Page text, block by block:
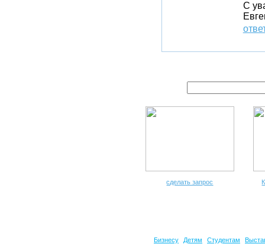
С
сделать запрос
Бизнесу Детям Студентам